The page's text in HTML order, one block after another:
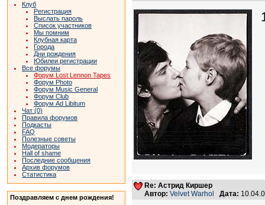
Клуб
Регистрация
Выслать пароль
Список участников
Мы помним
Клубная карта
Города
Дни рождения
Юбилеи регистрации
Все форумы
Форум Lost Lennon Tapes
Форум Photo
Форум Music General
Форум Club
Форум Ad Libitum
Чат (0)
Правила форумов
Подкасты
FAQ
Полезные советы
Модераторы
Hall of shame
Последние сообщения
Архив форумов
Статистика
Поздравляем с днем рождения!
Re: Астрид Киршер
Автор: Velvet Warhol Дата: